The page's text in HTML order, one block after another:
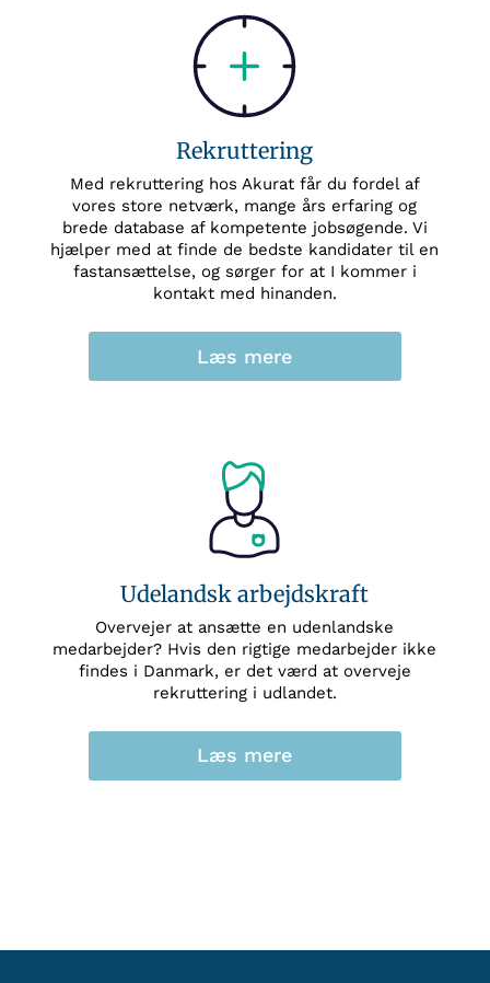
Rekruttering
Med rekruttering hos Akurat får du fordel af
vores store netværk, mange års erfaring og
brede database af kompetente jobsøgende. Vi
hjælper med at finde de bedste kandidater til en
fastansættelse, og sørger for at I kommer i
kontakt med hinanden.
Læs mere
Udelandsk arbejdskraft
Overvejer at ansætte en udenlandske
medarbejder? Hvis den rigtige medarbejder ikke
findes i Danmark, er det værd at overveje
rekruttering i udlandet.
Læs mere